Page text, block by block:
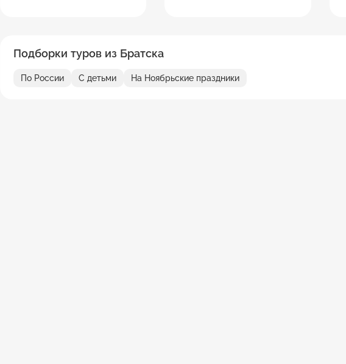
Подборки туров из Братска
По России С детьми На Ноябрьские праздники